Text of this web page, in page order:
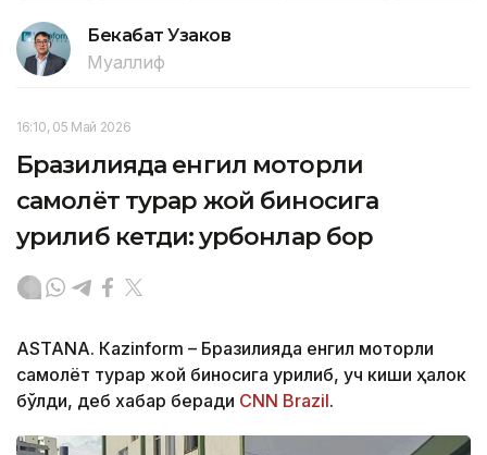
Бекабат Узаков
Муаллиф
16:10, 05 Май 2026
Бразилияда енгил моторли
самолёт турар жой биносига
урилиб кетди: қурбонлар бор
ASTANА. Кazinform – Бразилияда енгил моторли
самолёт турар жой биносига урилиб, уч киши ҳалок
бўлди, деб хабар беради CNN Brazil.